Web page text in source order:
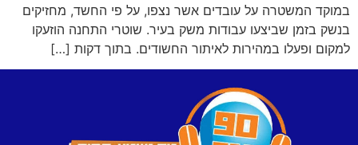
במוקד המשטרה על עובדים אשר נצפו, על פי החשד, מחזיקים
בנשק בזמן שביצעו עבודות משק בעיר. שוטרי התחנה הוזעקו
למקום ופעלו במהירות לאיתור החשודים. בתוך דקות […]